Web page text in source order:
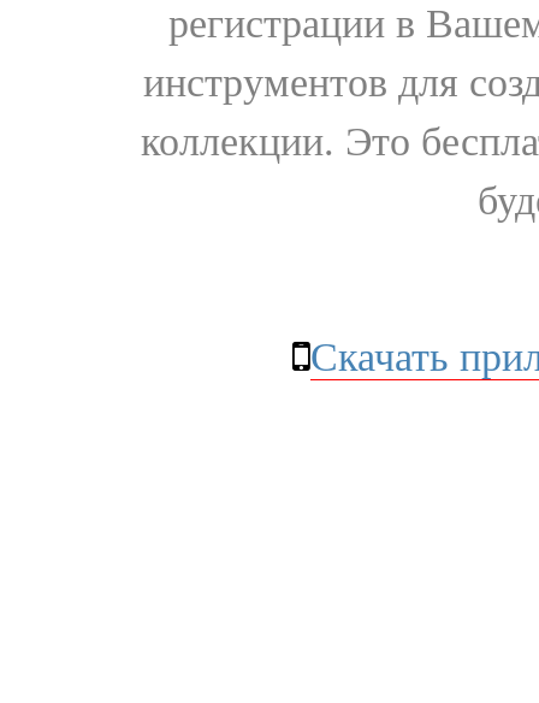
регистрации в
инструментов для
коллекции. Это
Скачать